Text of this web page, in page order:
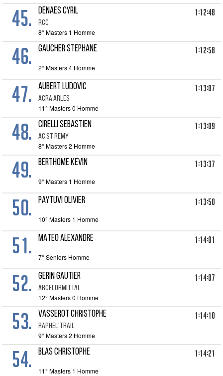
45. DENAES CYRIL
RCC
1:12:48
8° Masters 1 Homme
46. GAUCHER STEPHANE 1:12:58
2° Masters 4 Homme
47. AUBERT LUDOVIC
ACRA ARLES
1:13:07
11° Masters 0 Homme
48. CIRELLI SEBASTIEN
AC ST REMY
1:13:09
8° Masters 2 Homme
49. BERTHOME KEVIN 1:13:37
9° Masters 1 Homme
50. PAYTUVI OLIVIER 1:13:50
10° Masters 1 Homme
51. MATEO ALEXANDRE 1:14:01
7° Seniors Homme
52. GERIN GAUTIER
ARCELORMITTAL
1:14:07
12° Masters 0 Homme
53. VASSEROT CHRISTOPHE
RAPHEL'TRAIL
1:14:10
9° Masters 2 Homme
54. BLAS CHRISTOPHE 1:14:21
11° Masters 1 Homme